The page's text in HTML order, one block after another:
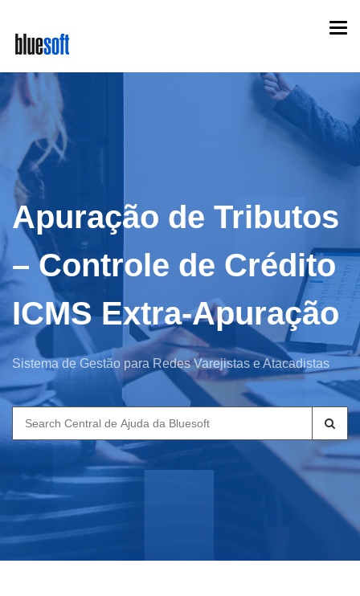
main
content
Apuração de Tributos
– Controle de Crédito
ICMS Extra-Apuração
Sistema de Gestão para Redes Varejistas e Atacadistas
Search
for: